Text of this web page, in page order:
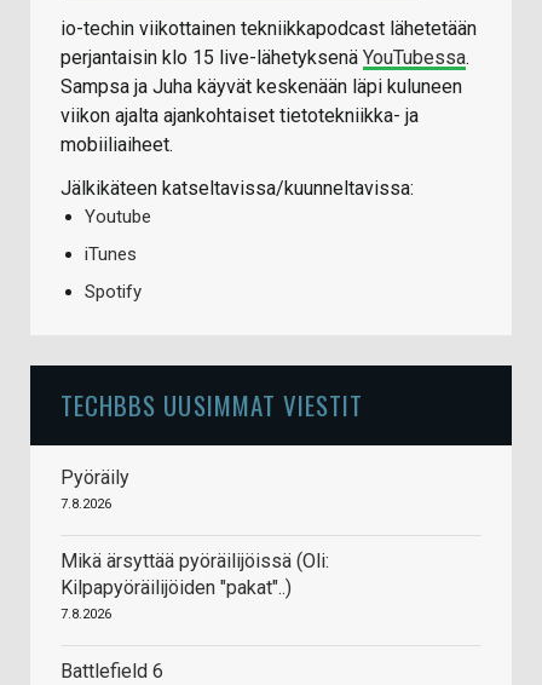
io-techin viikottainen tekniikkapodcast lähetetään
perjantaisin klo 15 live-lähetyksenä YouTubessa.
Sampsa ja Juha käyvät keskenään läpi kuluneen
viikon ajalta ajankohtaiset tietotekniikka- ja
mobiiliaiheet.
Jälkikäteen katseltavissa/kuunneltavissa:
Youtube
iTunes
Spotify
TECHBBS UUSIMMAT VIESTIT
Pyöräily
7.8.2026
Mikä ärsyttää pyöräilijöissä (Oli:
Kilpapyöräilijöiden "pakat"..)
7.8.2026
Battlefield 6